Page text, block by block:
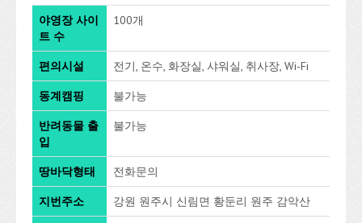
야영장 사이
트 수
100개
편의시설 전기, 온수, 화장실, 샤워실, 취사장, Wi-Fi
동계캠핑 불가능
반려동물 출
입
불가능
땅바닥형태 전화문의
지번주소 강원 원주시 신림면 황둔리 원주 감악산